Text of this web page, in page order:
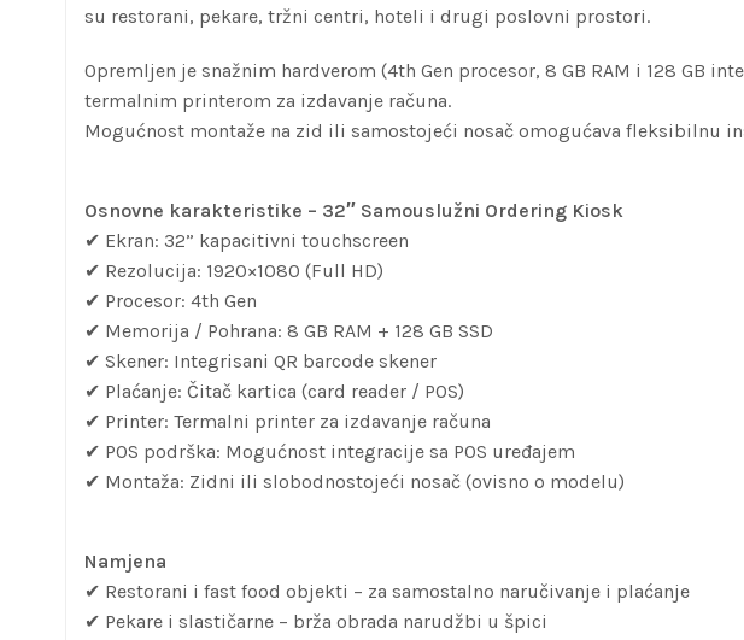
su restorani, pekare, tržni centri, hoteli i drugi poslovni prostori.
Opremljen je snažnim hardverom (4th Gen procesor, 8 GB RAM i 128 GB
termalnim printerom za izdavanje računa.
Mogućnost montaže na zid ili samostojeći nosač omogućava fleksibilnu
Osnovne karakteristike – 32″ Samouslužni Ordering Kiosk
✔ Ekran: 32” kapacitivni touchscreen
✔ Rezolucija: 1920×1080 (Full HD)
✔ Procesor: 4th Gen
✔ Memorija / Pohrana: 8 GB RAM + 128 GB SSD
✔ Skener: Integrisani QR barcode skener
✔ Plaćanje: Čitač kartica (card reader / POS)
✔ Printer: Termalni printer za izdavanje računa
✔ POS podrška: Mogućnost integracije sa POS uređajem
✔ Montaža: Zidni ili slobodnostojeći nosač (ovisno o modelu)
Namjena
✔ Restorani i fast food objekti – za samostalno naručivanje i plaćanje
✔ Pekare i slastičarne – brža obrada narudžbi u špici